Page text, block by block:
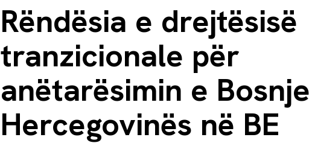
Rëndësia e drejtësisë
tranzicionale për
anëtarësimin e
Hercegovinës në BE